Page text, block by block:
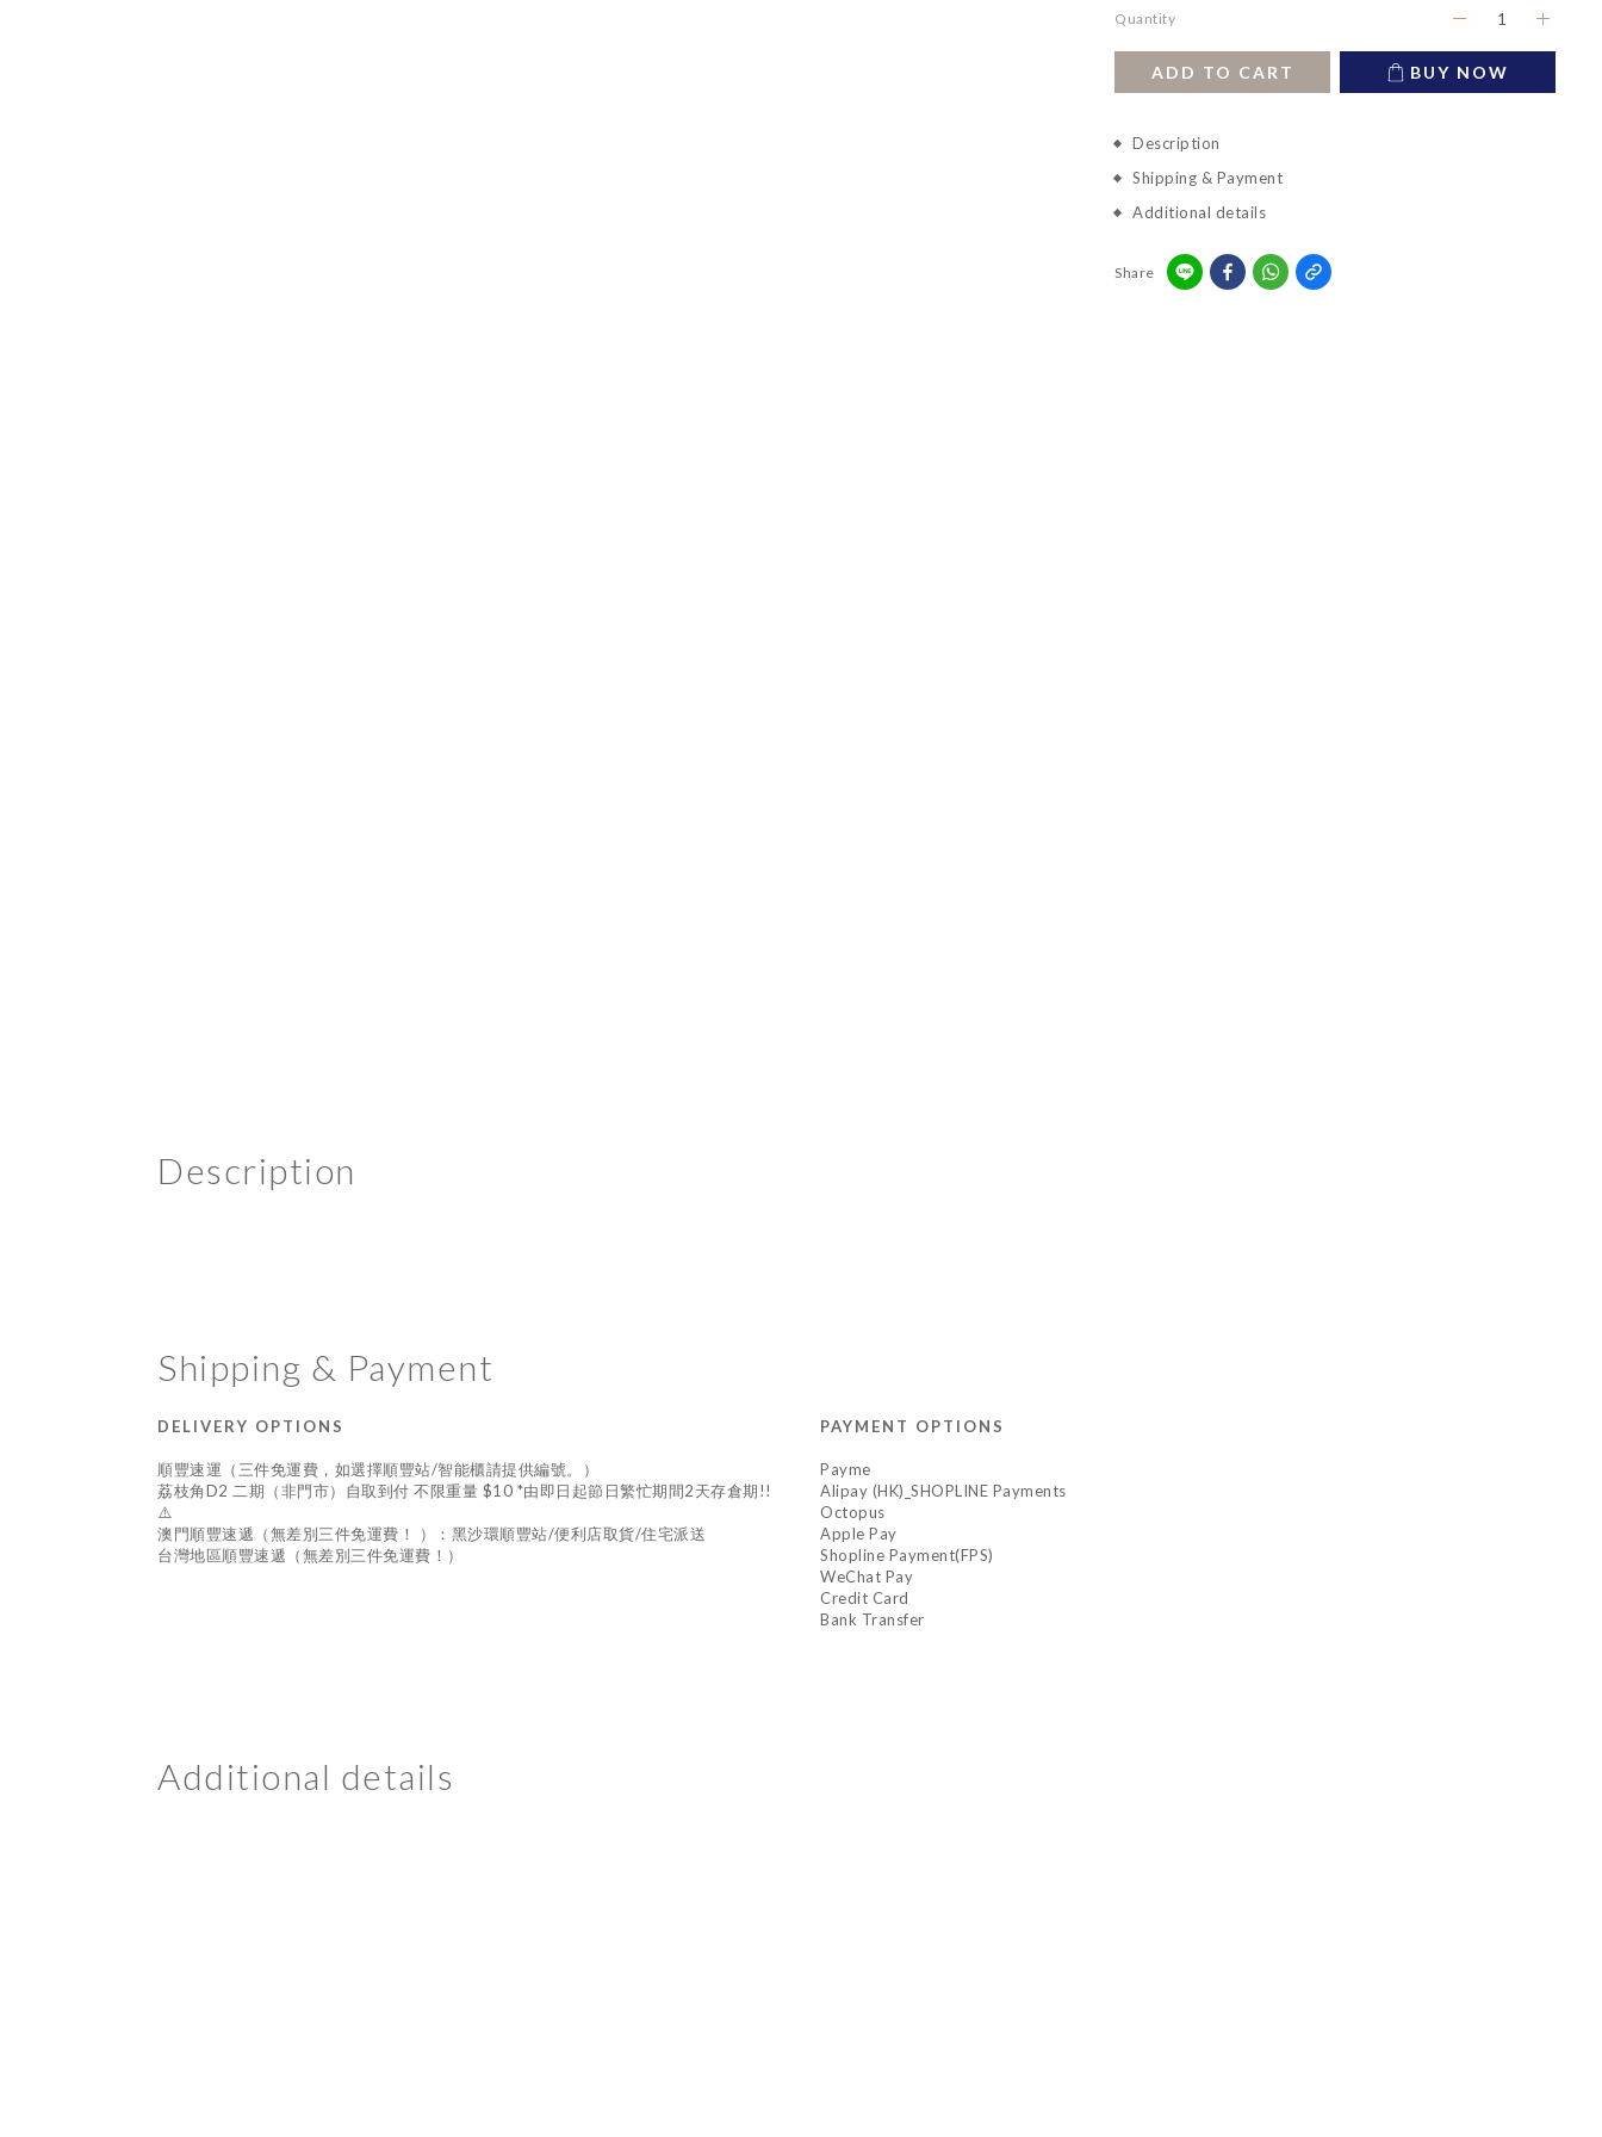
Quantity
ADD TO CART BUY NOW
Description
Shipping & Payment
Additional details
Share
Description
Shipping & Payment
DELIVERY OPTIONS
順豐速運（三件免運費，如選擇順豐站/智能櫃請提供編號。）
荔枝角D2 二期（非門市）自取到付 不限重量 $10 *由即日起節日繁忙期間2天存倉期!!
⚠️
澳門順豐速遞（無差別三件免運費！ ）：黑沙環順豐站/便利店取貨/住宅派送
台灣地區順豐速遞（無差別三件免運費！）
PAYMENT OPTIONS
Payme
Alipay (HK)_SHOPLINE Payments
Octopus
Apple Pay
Shopline Payment(FPS)
WeChat Pay
Credit Card
Bank Transfer
Additional details